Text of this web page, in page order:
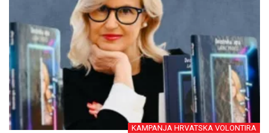
KAMPANJA HRVATSKA VOLONTIRA